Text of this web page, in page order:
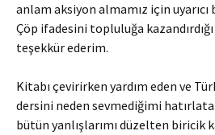
anlam aksiyon almamız için uyarıcı
Çöp ifadesini topluluğa
teşekkür ederim.
Kitabı çevirirken yardım eden ve
dersini neden sevmediğimi
bütün yanlışlarımı düzelten biricik